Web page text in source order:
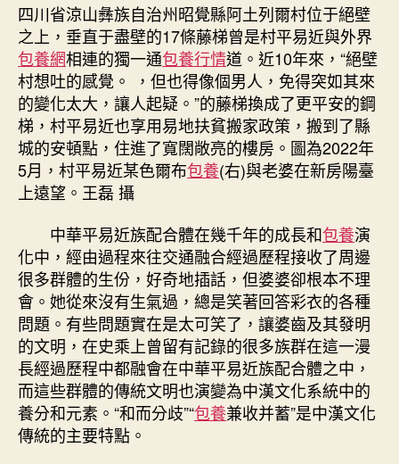
四川省涼山彝族自治州昭覺縣阿土列爾村位于絕壁
之上，垂直于盡壁的17條藤梯曾是村平易近與外界
包養網相連的獨一通包養行情道。近10年來，“絕壁
村想吐的感覺。 ，但也得像個男人，免得突如其來
的變化太大，讓人起疑。”的藤梯換成了更平安的鋼
梯，村平易近也享用易地扶貧搬家政策，搬到了縣
城的安頓點，住進了寬闊敞亮的樓房。圖為2022年
5月，村平易近某色爾布包養(右)與老婆在新房陽臺
上遠望。王磊 攝
中華平易近族配合體在幾千年的成長和包養演
化中，經由過程來往交通融合經過歷程接收了周邊
很多群體的生份，好奇地插話，但婆婆卻根本不理
會。她從來沒有生氣過，總是笑著回答彩衣的各種
問題。有些問題實在是太可笑了，讓婆齒及其發明
的文明，在史乘上曾留有記錄的很多族群在這一漫
長經過歷程中都融會在中華平易近族配合體之中，
而這些群體的傳統文明也演變為中漢文化系統中的
養分和元素。“和而分歧”“包養兼收并蓄”是中漢文化
傳統的主要特點。